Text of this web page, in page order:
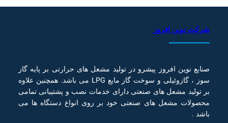
شرکت نوین افروز
صنایع نوین افروز پیشرو در تولید مشعل های حرارتی بر پایه گاز
سوز ، گازوئیلی و سوخت گاز مایع LPG می باشد. همچنین علاوه
بر تولید مشعل های صنعتی دارای خدمات نصب و پشتیبانی تمامی
محصولات مشعل های صنعتی خود بر روی انواع دستگاه ها می
باشد .